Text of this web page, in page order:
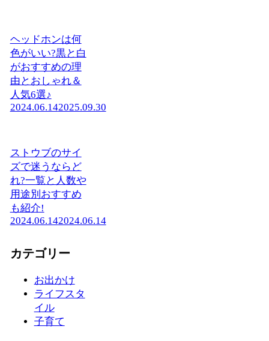
ヘッドホンは何
色がいい?黒と白
がおすすめの理
由とおしゃれ＆
人気6選♪
2024.06.142025.09.30
ストウブのサイ
ズで迷うならど
れ?一覧と人数や
用途別おすすめ
も紹介!
2024.06.142024.06.14
カテゴリー
お出かけ
ライフスタ
イル
子育て